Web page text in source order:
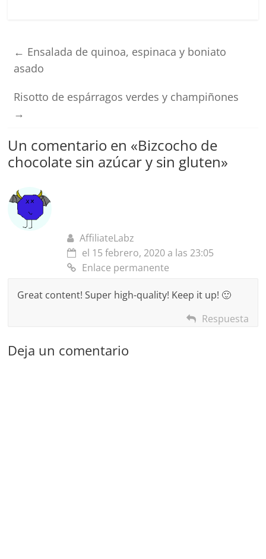
← Ensalada de quinoa, espinaca y boniato
asado
Risotto de espárragos verdes y champiñones
→
Un comentario en «Bizcocho de
chocolate sin azúcar y sin gluten»
AffiliateLabz
el 15 febrero, 2020 a las 23:05
Enlace permanente
Great content! Super high-quality! Keep it up! 🙂
Respuesta
Deja un comentario